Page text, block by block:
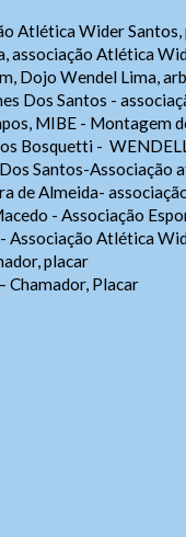
Atlética Wider Santos,
associação Atlética
Dojo Wendel Lima,
Dos Santos -
MIBE - Montagem
Bosquetti -
Santos-Associação
de Almeida-
- Associação
Associação Atlética
placar
Chamador, Placar